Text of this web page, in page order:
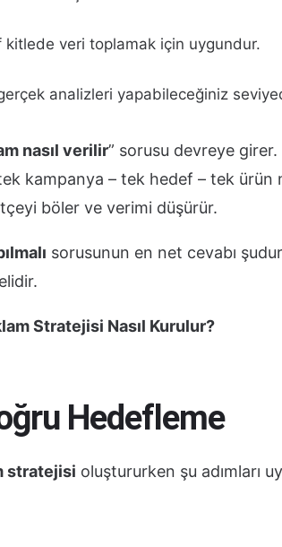
kitlede veri toplamak için uygundur.
analizleri yapabileceğiniz
nasıl verilir” sorusu devreye
kampanya – tek hedef – tek ürün
böler ve verimi düşürür.
sorusunun en net cevabı
Stratejisi Nasıl Kurulur?
Hedefleme
stratejisi oluştururken şu adımları